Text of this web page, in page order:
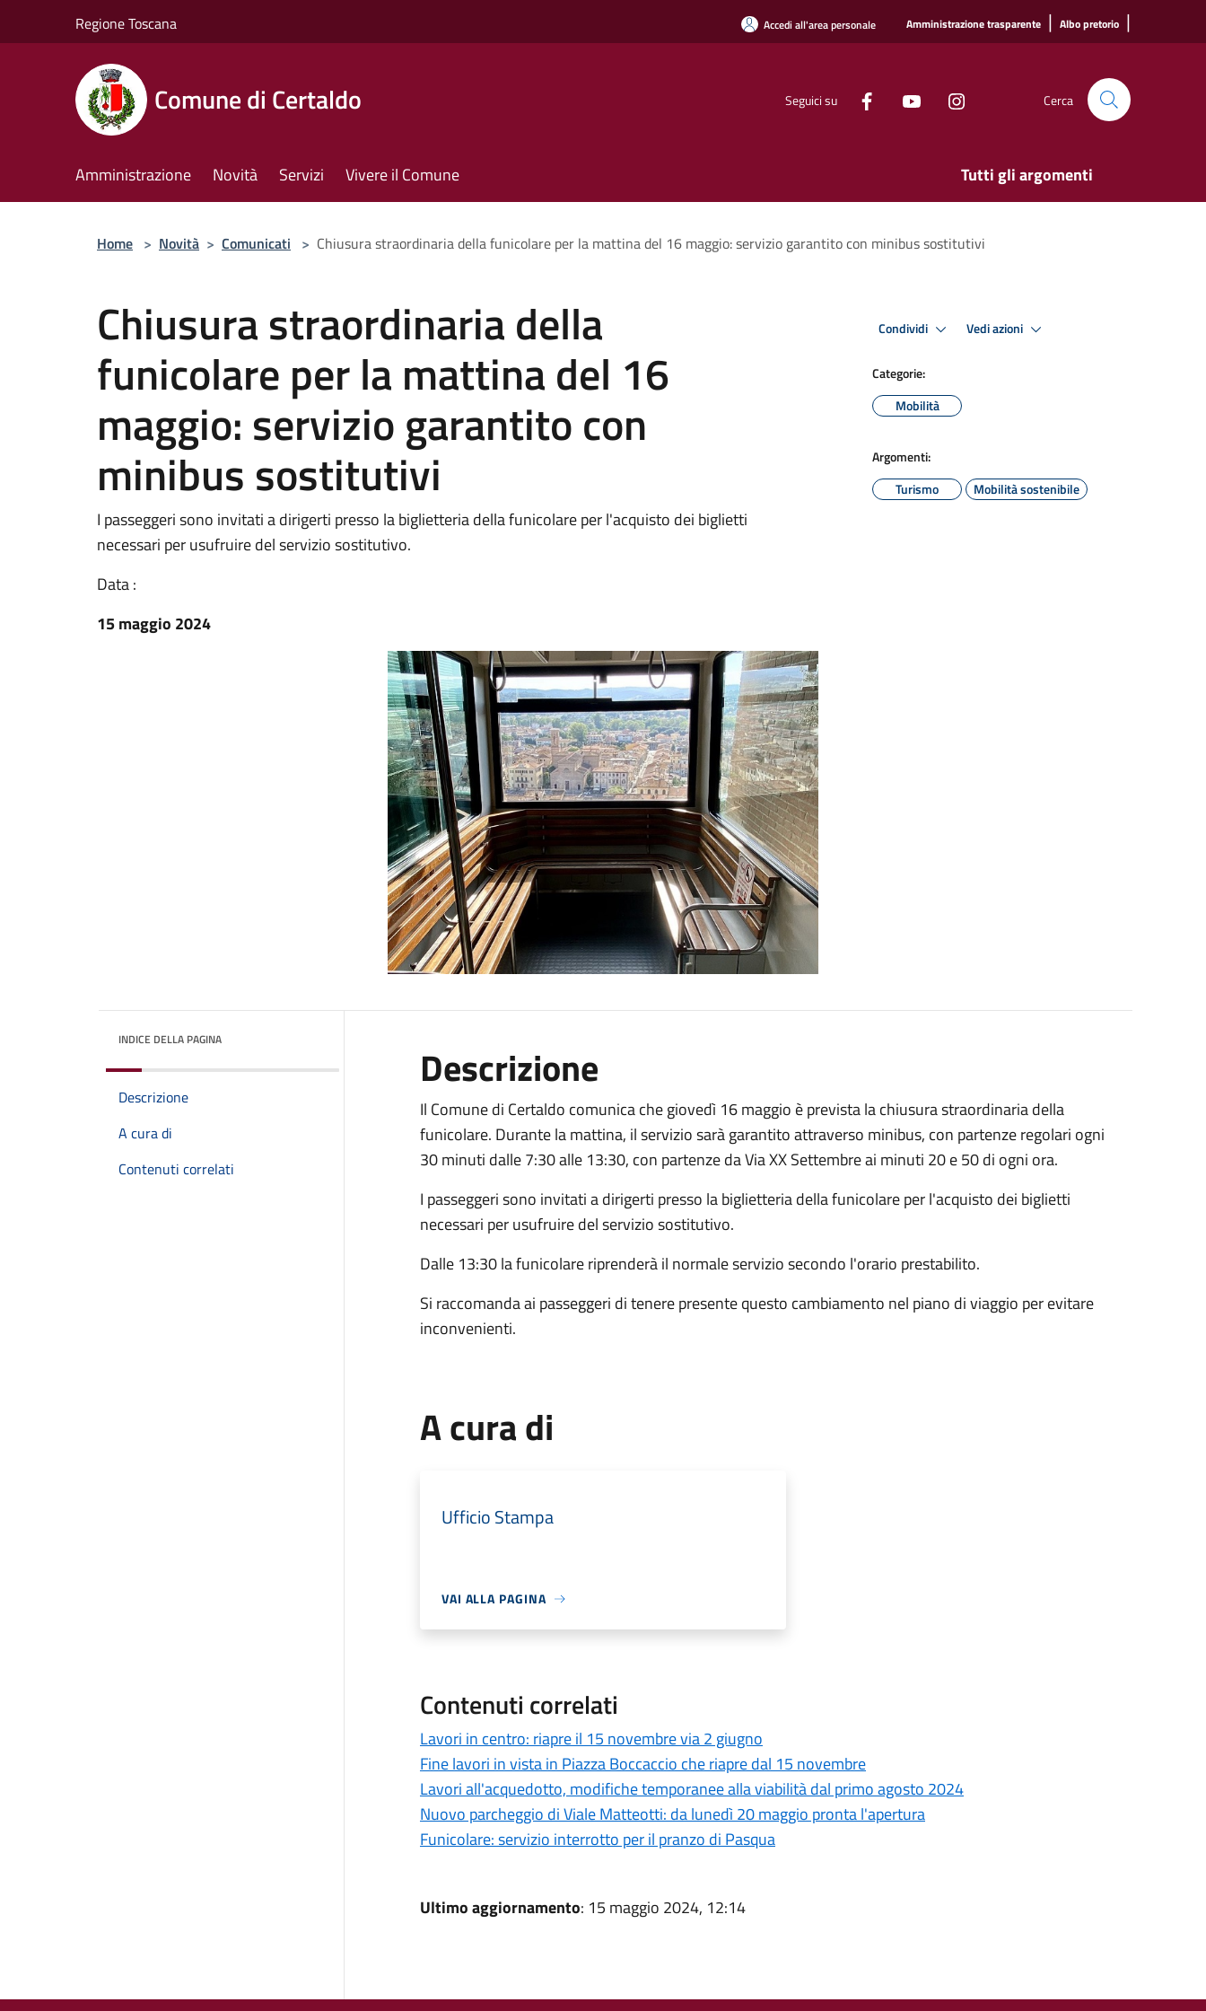
Regione Toscana Accedi all'area personale Amministrazione trasparente | Albo pretorio |
Comune di Certaldo Seguici su Cerca
Amministrazione Novità Servizi Vivere il Comune Tutti gli argomenti
Home > Novità > Comunicati > Chiusura straordinaria della funicolare per la mattina del 16 maggio: servizio garantito con minibus sostitutivi
Chiusura straordinaria della
funicolare per la mattina del 16
maggio: servizio garantito con
minibus sostitutivi
I passeggeri sono invitati a dirigerti presso la biglietteria della funicolare per l'acquisto dei biglietti
necessari per usufruire del servizio sostitutivo.
Data :
15 maggio 2024
Condividi Vedi azioni
Categorie:
Mobilità
Argomenti:
Turismo
Mobilità sostenibile
INDICE DELLA PAGINA
Descrizione
A cura di
Contenuti correlati
Descrizione
Il Comune di Certaldo comunica che giovedì 16 maggio è prevista la chiusura straordinaria della
funicolare. Durante la mattina, il servizio sarà garantito attraverso minibus, con partenze regolari ogni
30 minuti dalle 7:30 alle 13:30, con partenze da Via XX Settembre ai minuti 20 e 50 di ogni ora.
I passeggeri sono invitati a dirigerti presso la biglietteria della funicolare per l'acquisto dei biglietti
necessari per usufruire del servizio sostitutivo.
Dalle 13:30 la funicolare riprenderà il normale servizio secondo l'orario prestabilito.
Si raccomanda ai passeggeri di tenere presente questo cambiamento nel piano di viaggio per evitare
inconvenienti.
A cura di
Ufficio Stampa
VAI ALLA PAGINA
Contenuti correlati
Lavori in centro: riapre il 15 novembre via 2 giugno
Fine lavori in vista in Piazza Boccaccio che riapre dal 15 novembre
Lavori all'acquedotto, modifiche temporanee alla viabilità dal primo agosto 2024
Nuovo parcheggio di Viale Matteotti: da lunedì 20 maggio pronta l'apertura
Funicolare: servizio interrotto per il pranzo di Pasqua
Ultimo aggiornamento: 15 maggio 2024, 12:14